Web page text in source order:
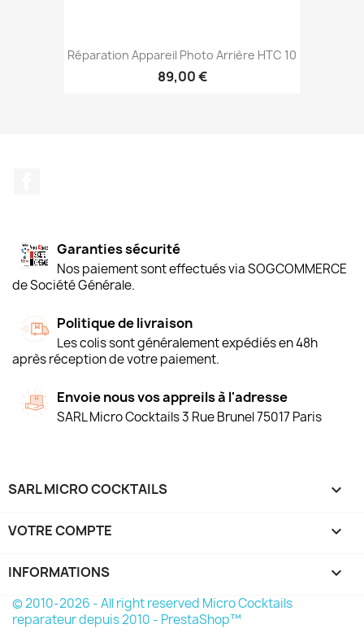
Réparation Appareil Photo Arrière HTC 10
89,00 €
Garanties sécurité
Nos paiement sont effectués via SOGCOMMERCE
de Société Générale.
Politique de livraison
Les colis sont généralement expédiés en 48h
après réception de votre paiement.
Envoie nous vos appreils à l'adresse
SARL Micro Cocktails 3 Rue Brunel 75017 Paris
SARL MICRO COCKTAILS 
VOTRE COMPTE 
INFORMATIONS keyboard_arrow_down
© 2010-2026 - All right reserved Micro Cocktails
reparateur depuis 2010 - PrestaShop™